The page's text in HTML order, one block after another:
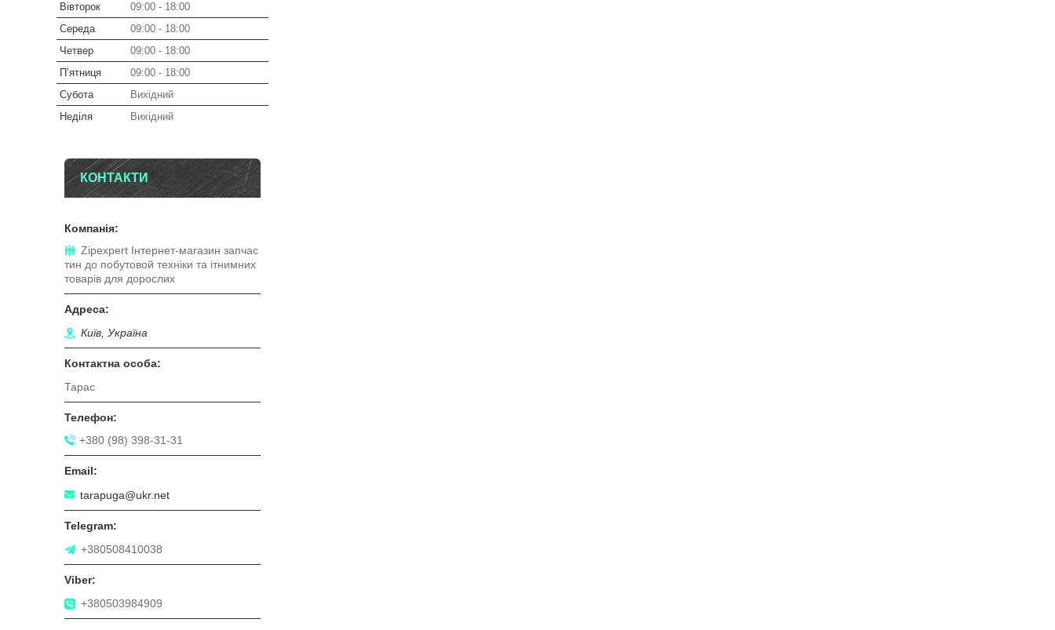
Вівторок
09:00
18:00
Середа
09:00
18:00
Четвер
09:00
18:00
Пʼятниця
09:00
18:00
Субота
Вихідний
Неділя
Вихідний
КОНТАКТИ
Zipexpert Iнтернет-магазин запчас
тин до побутовой технiки та iтнимних
товарiв для дорослих
Київ, Україна
Тарас
+380 (98) 398-31-31
tarapuga@ukr.net
+380508410038
+380503984909